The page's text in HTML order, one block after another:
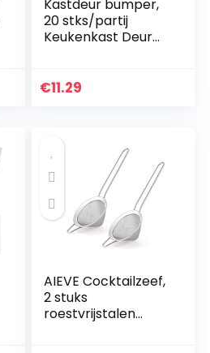
Kastdeur bumper,
20 stks/partij
Keukenkast Deur
Demper Buffers
€11.29
AIEVE Cocktailzeef,
2 stuks
roestvrijstalen